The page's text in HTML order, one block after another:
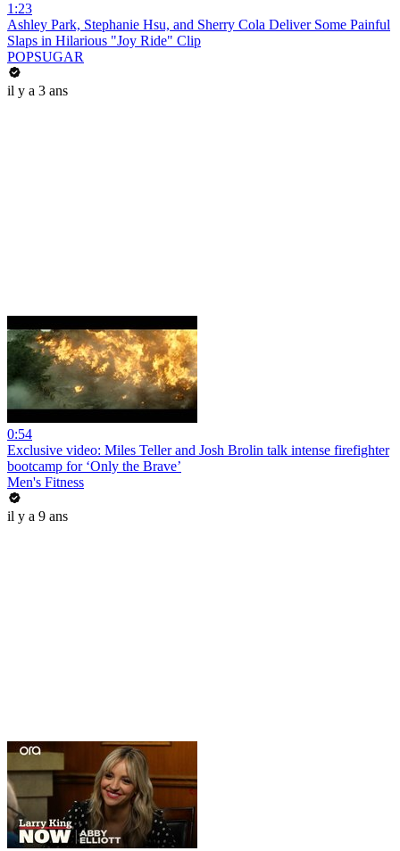
1:23
Ashley Park, Stephanie Hsu, and Sherry Cola Deliver Some Painful
Slaps in Hilarious "Joy Ride" Clip
POPSUGAR
il y a 3 ans
0:54
Exclusive video: Miles Teller and Josh Brolin talk intense firefighter
bootcamp for ‘Only the Brave’
Men's Fitness
il y a 9 ans